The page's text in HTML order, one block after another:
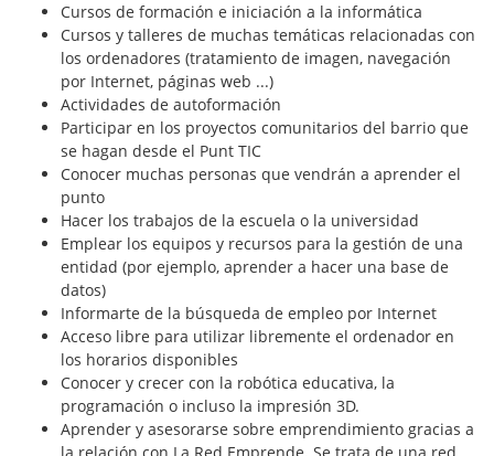
Cursos de formación e iniciación a la informática
Cursos y talleres de muchas temáticas relacionadas con
los ordenadores (tratamiento de imagen, navegación
por Internet, páginas web ...)
Actividades de autoformación
Participar en los proyectos comunitarios del barrio que
se hagan desde el Punt TIC
Conocer muchas personas que vendrán a aprender el
punto
Hacer los trabajos de la escuela o la universidad
Emplear los equipos y recursos para la gestión de una
entidad (por ejemplo, aprender a hacer una base de
datos)
Informarte de la búsqueda de empleo por Internet
Acceso libre para utilizar libremente el ordenador en
los horarios disponibles
Conocer y crecer con la robótica educativa, la
programación o incluso la impresión 3D.
Aprender y asesorarse sobre emprendimiento gracias a